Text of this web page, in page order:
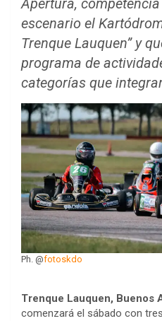
Apertura,
escenario el
Trenque Lauquen” y
programa de
categorías que
Ph. @fotoskdo
Trenque Lauquen, Buenos
comenzará el sábado con